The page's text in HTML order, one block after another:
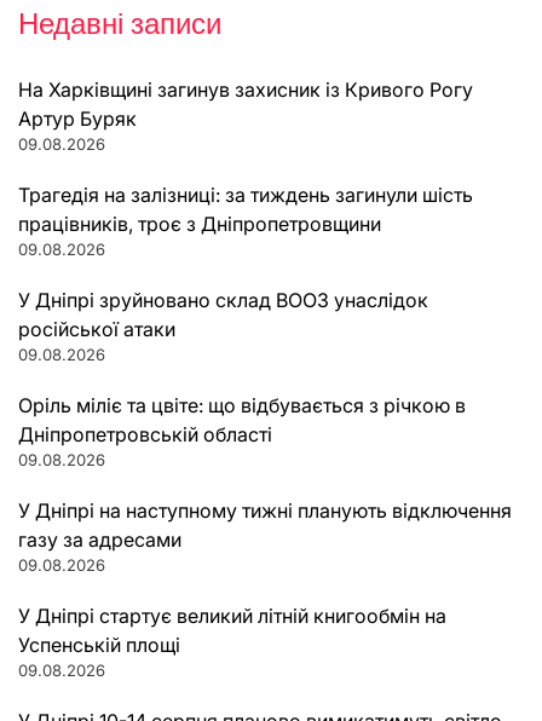
Недавні записи
На Харківщині загинув захисник із Кривого Рогу
Артур Буряк
09.08.2026
Трагедія на залізниці: за тиждень загинули шість
працівників, троє з Дніпропетровщини
09.08.2026
У Дніпрі зруйновано склад ВООЗ унаслідок
російської атаки
09.08.2026
Оріль міліє та цвіте: що відбувається з річкою в
Дніпропетровській області
09.08.2026
У Дніпрі на наступному тижні планують відключення
газу за адресами
09.08.2026
У Дніпрі стартує великий літній книгообмін на
Успенській площі
09.08.2026